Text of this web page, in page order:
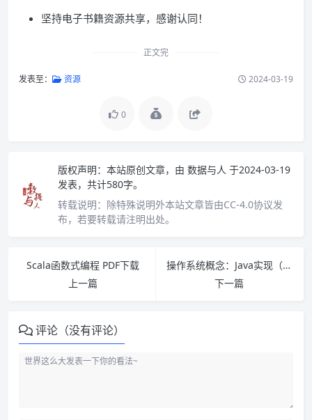
坚持电子书籍资源共享，感谢认同！
正文完
发表至： 资源 2024-03-19
0
版权声明： 本站原创文章，由 数据与人 于2024-03-19
发表，共计580字。
转载说明： 除特殊说明外本站文章皆由CC-4.0协议发
布，若要转载请注明出处。
Scala函数式编程 PDF下载
上一篇
操作系统概念：Java实现（翻译版）第七版 PDF下载
下一篇
评论（没有评论）